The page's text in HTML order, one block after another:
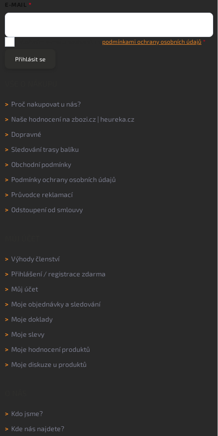
E-MAIL
podmínkami ochrany osobních údajů
Přihlásit se
> Proč nakupovat u nás?
> Naše hodnocení na zbozi.cz | heureka.cz
> Dopravné
> Sledování trasy balíku
> Obchodní podmínky
> Podmínky ochrany osobních údajů
> Průvodce reklamací
> Odstoupení od smlouvy
> Výhody členství
> Přihlášení/ registrace zdarma
> Můj účet
> Moje objednávky a sledování
> Moje doklady
> Moje slevy
> Moje hodnocení produktů
> Moje diskuze u produktů
> Kdo jsme?
> Kde nás najdete?